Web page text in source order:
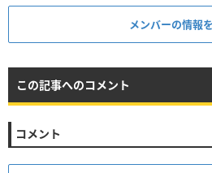
メンバーの情報
この記事へのコメント
コメント